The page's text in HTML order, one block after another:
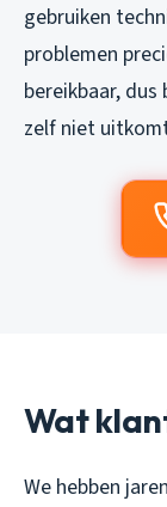
gebruiken
problemen
bereikbaar, dus
zelf niet
Wat
We hebben